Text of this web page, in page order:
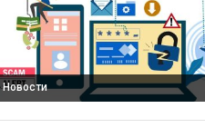
Новости